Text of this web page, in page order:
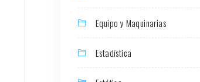
Equipo y Maquinarias
Estadística